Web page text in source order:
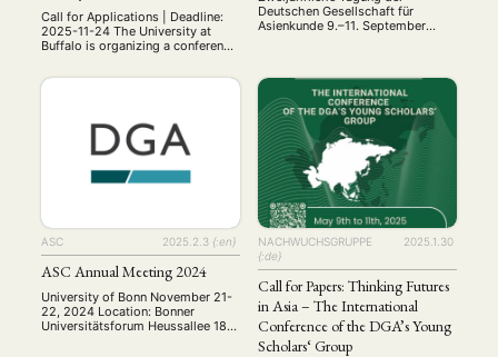
Call for Applications | Deadline:
2025-11-24 The University at
Buffalo is organizing a conference
representations of war in Asia,
particularly the wars in the middle
on and expand a panel organized
on that topic for the 2024 AAS-
The five scholars …
Deutschen Gesellschaft für
Asienkunde 9.–11. September
Asienforschung statt. Mit über 20
Panels bietet diese Tagung wie
auch in den Jahren zuvor den
Rahmen für einen
interdisziplinären Austausch
zwischen Asienforschenden, die
unter anderem zu Bangladesch,
China, Indien, Indonesien, …
ASC 2025.2.3 {:en}
ASC Annual Meeting 2024
University of Bonn November 21-
22, 2024 Location: Bonner
Universitätsforum Heussallee 18-
NACHWUCHSGRUPPE
2025.1.30
{:de}
Call for Papers: Thinking Futures
in Asia – The International
Conference of the DGA’s Young
Scholars‘ Group